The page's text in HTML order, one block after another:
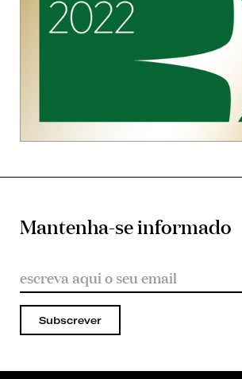
Mantenha-se informado
Subscrever